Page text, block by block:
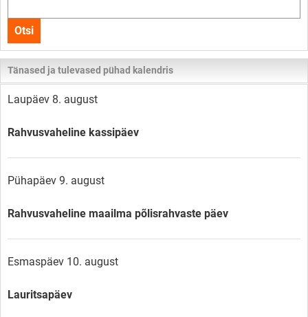
kogu
lehelt
Otsi
Tänased ja tulevased pühad kalendris
Laupäev 8. august
Rahvusvaheline kassipäev
Pühapäev 9. august
Rahvusvaheline maailma põlisrahvaste päev
Esmaspäev 10. august
Lauritsapäev